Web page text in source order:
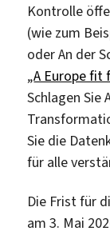
Kontrolle
(wie zum
oder An der
„A Europe fit
Schlagen Sie
Sie die
für alle
Die Frist für
am 3. Mai